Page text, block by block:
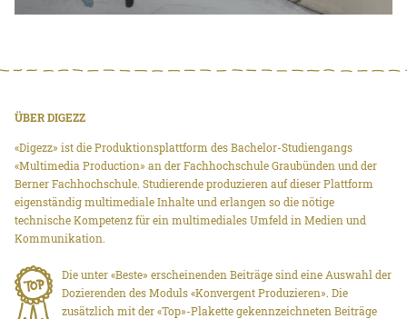
ÜBER DIGEZZ
«Digezz» ist die Produktionsplattform des Bachelor-Studiengangs
«Multimedia Production» an der Fachhochschule Graubünden und der
Berner Fachhochschule. Studierende produzieren auf dieser Plattform
eigenständig multimediale Inhalte und erlangen so die nötige
technische Kompetenz für ein multimediales Umfeld in Medien und
Kommunikation.
Die unter «Beste» erscheinenden Beiträge sind eine Auswahl der
Dozierenden des Moduls «Konvergent Produzieren». Die
zusätzlich mit der «Top»-Plakette gekennzeichneten Beiträge